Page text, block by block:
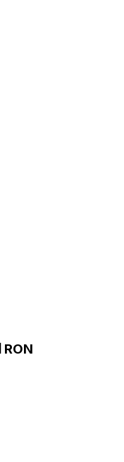
المزيد من الرسوم البيانية المباشرة RON